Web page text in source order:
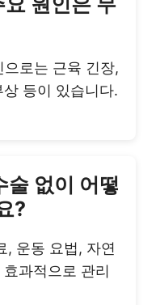
으로는 근육 긴장,
등이 있습니다.
술 없이 어떻
?
, 운동 요법, 자연
과적으로 관리